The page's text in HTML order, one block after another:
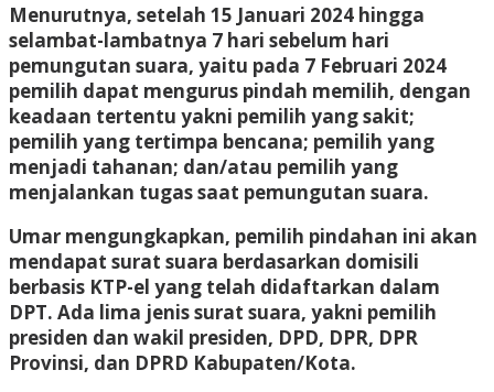
Menurutnya, setelah 15 Januari 2024 hingga
selambat-lambatnya 7 hari sebelum hari
pemungutan suara, yaitu pada 7 Februari 2024
pemilih dapat mengurus pindah memilih, dengan
keadaan tertentu yakni pemilih yang sakit;
pemilih yang tertimpa bencana; pemilih yang
menjadi tahanan; dan/atau pemilih yang
menjalankan tugas saat pemungutan suara.
Umar mengungkapkan, pemilih pindahan ini akan
mendapat surat suara berdasarkan domisili
berbasis KTP-el yang telah didaftarkan dalam
DPT. Ada lima jenis surat suara, yakni pemilih
presiden dan wakil presiden, DPD, DPR, DPR
Provinsi, dan DPRD Kabupaten/Kota.